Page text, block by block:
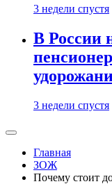
3 недели спустя
В России
3 недели спустя
Главная
ЗОЖ
Почему стоит